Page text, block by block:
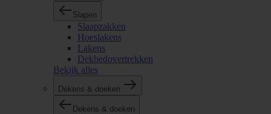
Slapen
Slaapzakken
Hoeslakens
Lakens
Dekbedovertrekken
Bekijk alles
Dekens & doeken
Dekens & doeken